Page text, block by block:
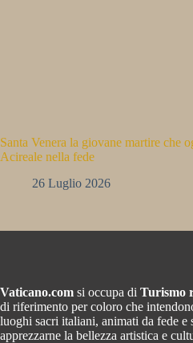
Santa Venera la giovane martire che
Acireale nella fede
26 Luglio 2026
Vaticano.com si occupa di Turismo
di riferimento per coloro che
luoghi sacri italiani, animati da fede e
apprezzarne la bellezza artistica e